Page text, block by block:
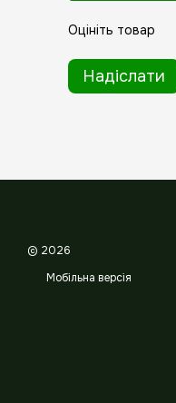
Оцініть товар
Надіслати
© 2026
Мобільна версія